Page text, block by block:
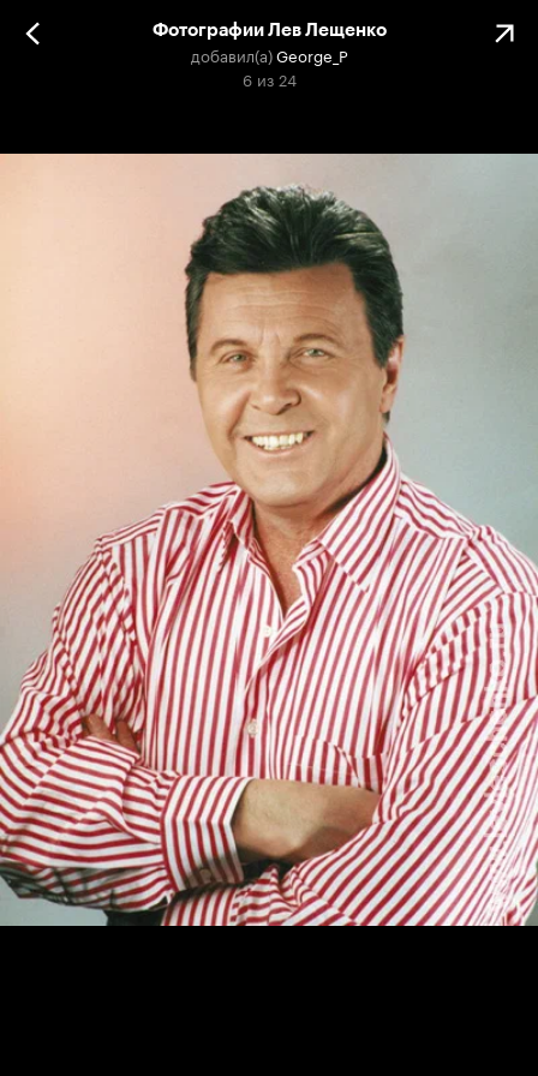
Фотографии Лев Лещенко
добавил(а)George_P
6 из 24